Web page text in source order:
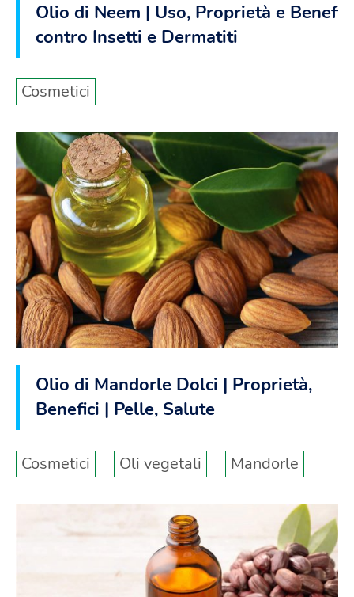
Olio di Neem | Uso, Proprietà e Benefici
contro Insetti e Dermatiti
Cosmetici
Olio di Mandorle Dolci | Proprietà,
Benefici | Pelle, Salute
Cosmetici Oli vegetali Mandorle